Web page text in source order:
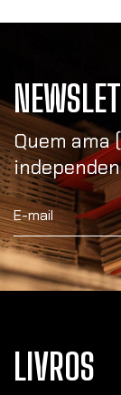
Quem ama
LIVROS